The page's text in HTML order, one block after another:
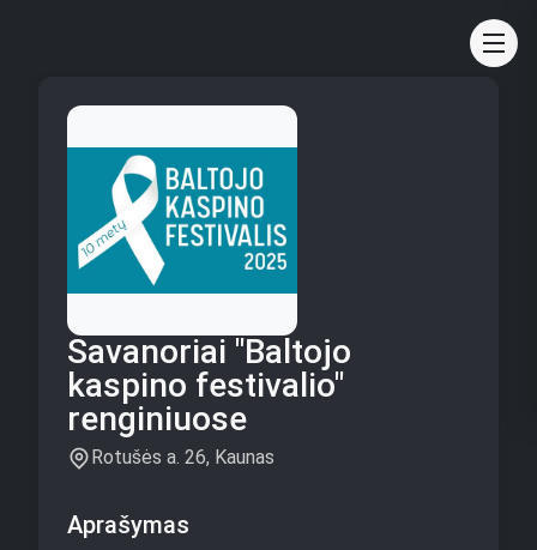
Savanoriai "Baltojo
kaspino festivalio"
renginiuose
Rotušės a. 26, Kaunas
Aprašymas